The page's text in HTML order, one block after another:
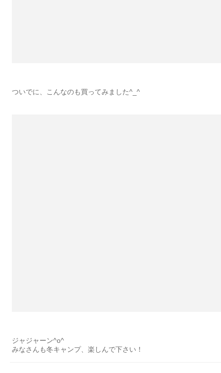
ついでに、こんなのも買ってみました^_^
ジャジャーン^o^
みなさんも冬キャンプ、楽しんで下さい！